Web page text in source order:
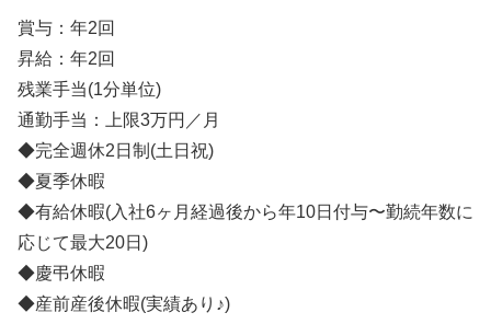
賞与：年2回
昇給：年2回
残業手当(1分単位)
通勤手当：上限3万円／月
◆完全週休2日制(土日祝)
◆夏季休暇
◆有給休暇(入社6ヶ月経過後から年10日付与〜勤続年数に
応じて最大20日)
◆慶弔休暇
◆産前産後休暇(実績あり♪)